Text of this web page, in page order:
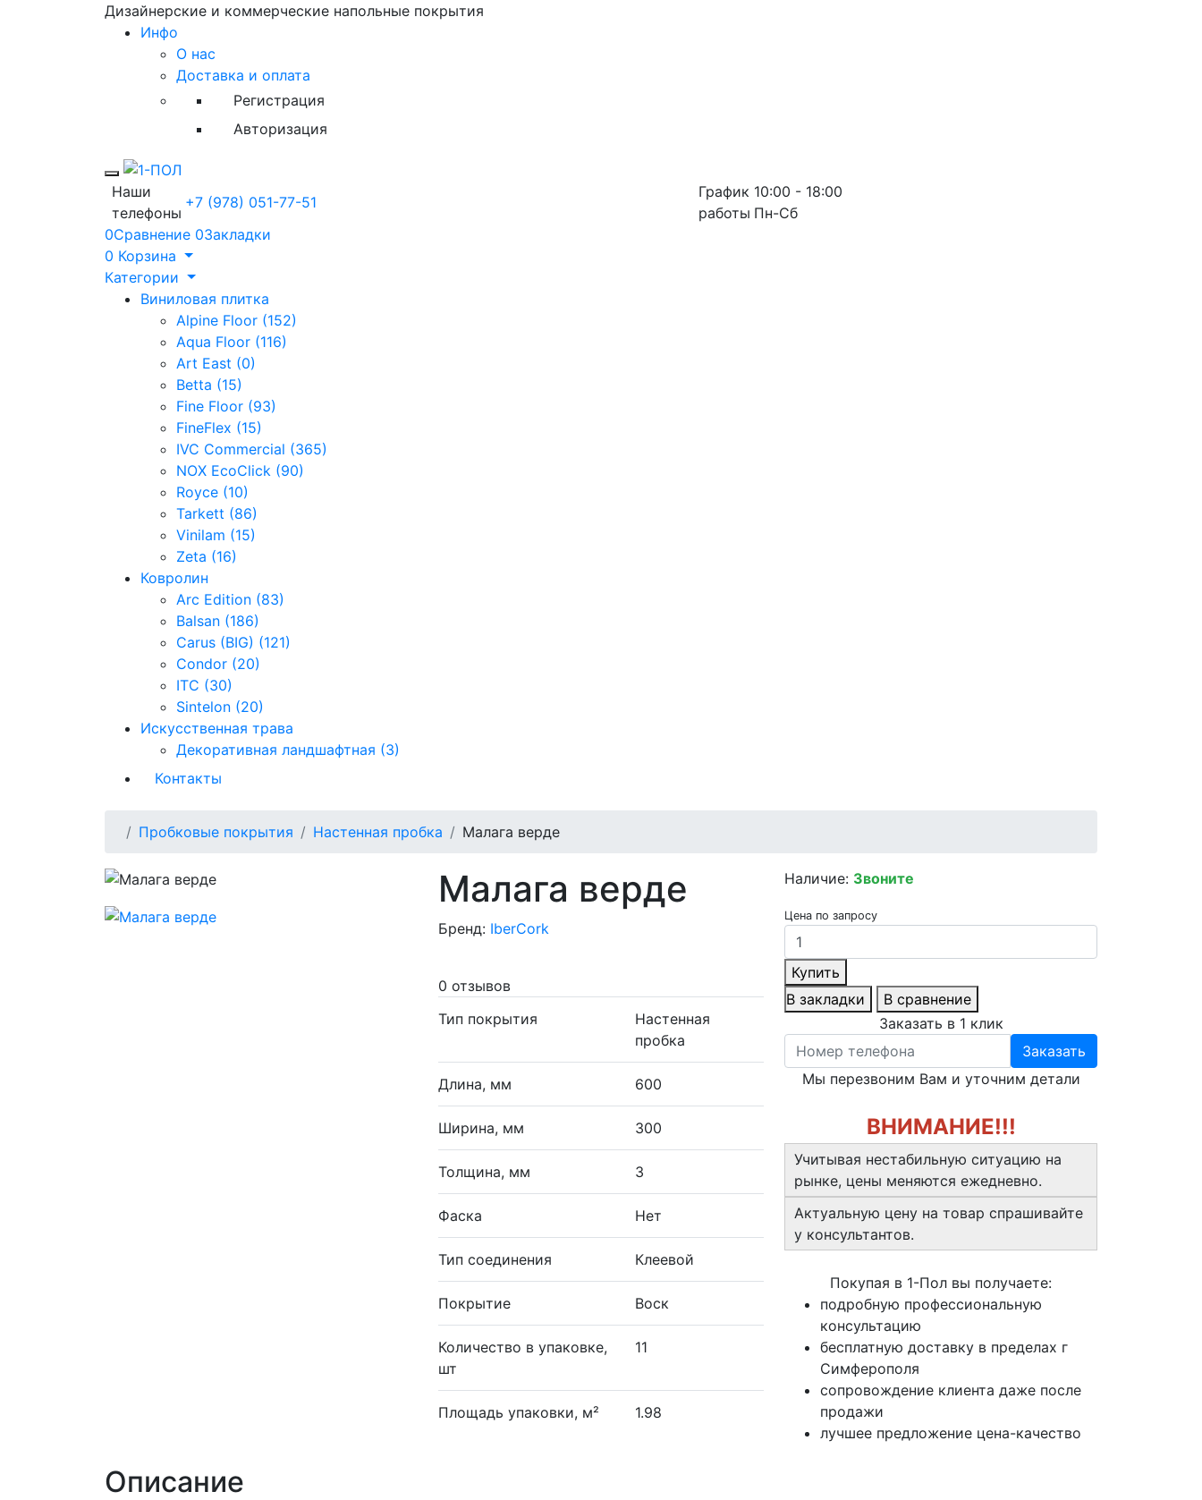
Дизайнерские и коммерческие напольные покрытия
Инфо
О нас
Доставка и оплата
Регистрация
Авторизация
Toggle mobile menu
Наши
телефоны
+7 (978) 051-77-51
График
работы
10:00 - 18:00
Пн-Сб
0Сравнение 0Закладки
0 Корзина
Категории
Виниловая плитка
Alpine Floor (152)
Aqua Floor (116)
Art East (0)
Betta (15)
Fine Floor (93)
FineFlex (15)
IVC Commercial (365)
NOX EcoClick (90)
Royce (10)
Tarkett (86)
Vinilam (15)
Zeta (16)
Ковролин
Arc Edition (83)
Balsan (186)
Carus (BIG) (121)
Condor (20)
ITC (30)
Sintelon (20)
Искусственная трава
Декоративная ландшафтная (3)
Контакты
Пробковые покрытия Настенная пробка Малага верде
Малага верде
Бренд: IberCork
0 отзывов
Тип покрытия
Настенная
пробка
Длина, мм 600
Ширина, мм 300
Толщина, мм 3
Фаска Нет
Тип соединения Клеевой
Покрытие Воск
Количество в упаковке,
шт
11
Площадь упаковки, м² 1.98
Наличие: Звоните
Цена по запросу
Купить
В закладки
В сравнение
Заказать в 1 клик
Заказать
Мы перезвоним Вам и уточним детали
ВНИМАНИЕ!!!
Учитывая нестабильную ситуацию на
рынке, цены меняются ежедневно.
Актуальную цену на товар спрашивайте
у консультантов.
Покупая в 1-Пол вы получаете:
подробную профессиональную
консультацию
бесплатную доставку в пределах г
Симферополя
сопровождение клиента даже после
продажи
лучшее предложение цена-качество
Описание